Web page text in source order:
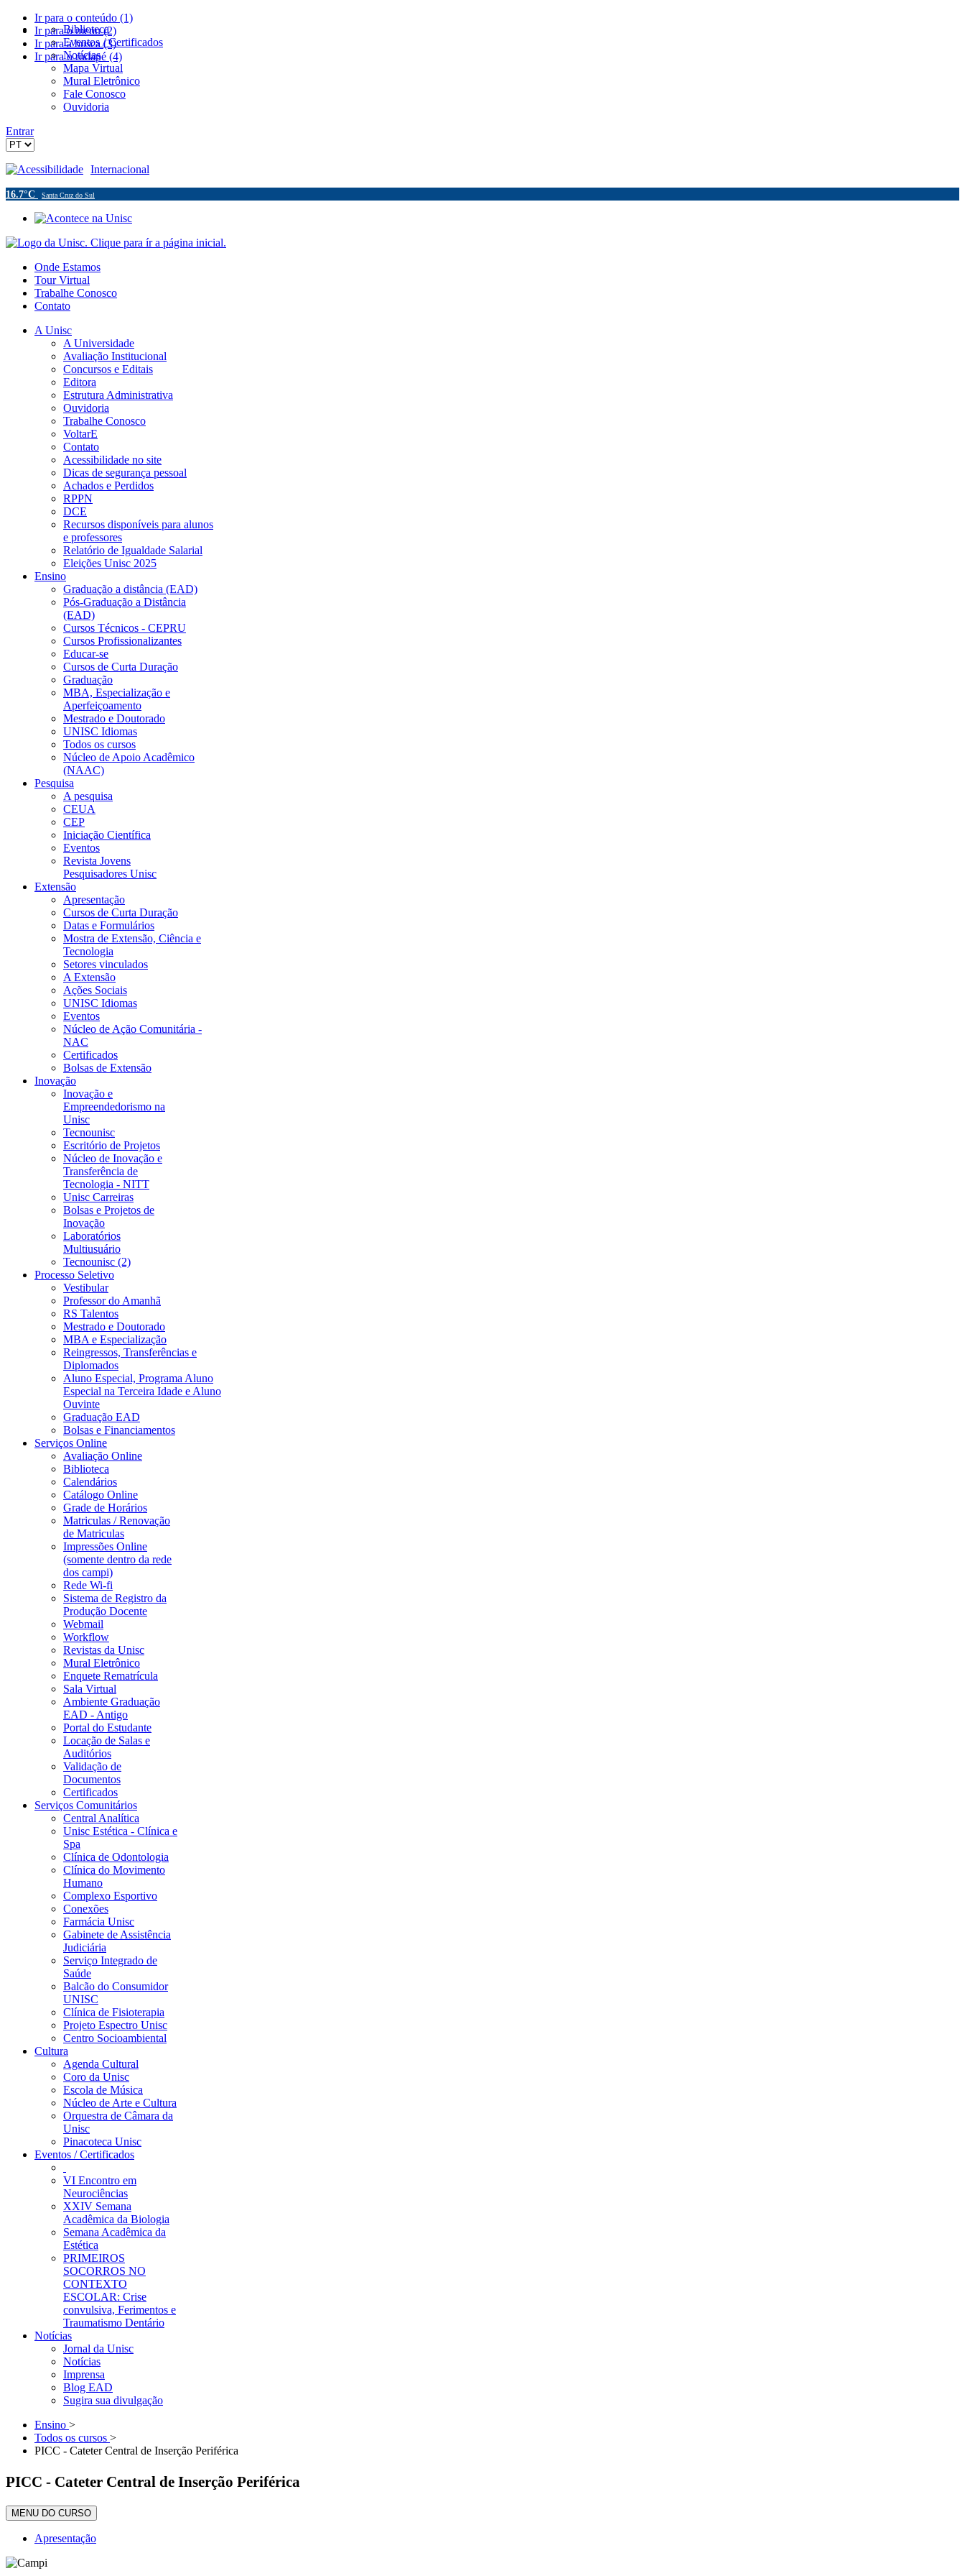
Ir para o conteúdo (1)
Ir para o menu (2)
Ir para a busca (3)
Ir para o rodapé (4)
Biblioteca
Eventos / Certificados
Notícias
Mapa Virtual
Mural Eletrônico
Fale Conosco
Ouvidoria
Entrar
Acessibilidade Internacional
16.7°C Santa Cruz do Sul
Onde Estamos
Tour Virtual
Trabalhe Conosco
Contato
A Unisc
A Universidade
Avaliação Institucional
Concursos e Editais
Editora
Estrutura Administrativa
Ouvidoria
Trabalhe Conosco
VoltarE
Contato
Acessibilidade no site
Dicas de segurança pessoal
Achados e Perdidos
RPPN
DCE
Recursos disponíveis para alunos
e professores
Relatório de Igualdade Salarial
Eleições Unisc 2025
Ensino
Graduação a distância (EAD)
Pós-Graduação a Distância
(EAD)
Cursos Técnicos - CEPRU
Cursos Profissionalizantes
Educar-se
Cursos de Curta Duração
Graduação
MBA, Especialização e
Aperfeiçoamento
Mestrado e Doutorado
UNISC Idiomas
Todos os cursos
Núcleo de Apoio Acadêmico
(NAAC)
Pesquisa
A pesquisa
CEUA
CEP
Iniciação Científica
Eventos
Revista Jovens
Pesquisadores Unisc
Extensão
Apresentação
Cursos de Curta Duração
Datas e Formulários
Mostra de Extensão, Ciência e
Tecnologia
Setores vinculados
A Extensão
Ações Sociais
UNISC Idiomas
Eventos
Núcleo de Ação Comunitária -
NAC
Certificados
Bolsas de Extensão
Inovação
Inovação e
Empreendedorismo na
Unisc
Tecnounisc
Escritório de Projetos
Núcleo de Inovação e
Transferência de
Tecnologia - NITT
Unisc Carreiras
Bolsas e Projetos de
Inovação
Laboratórios
Multiusuário
Tecnounisc (2)
Processo Seletivo
Vestibular
Professor do Amanhã
RS Talentos
Mestrado e Doutorado
MBA e Especialização
Reingressos, Transferências e
Diplomados
Aluno Especial, Programa Aluno
Especial na Terceira Idade e Aluno
Ouvinte
Graduação EAD
Bolsas e Financiamentos
Serviços Online
Avaliação Online
Biblioteca
Calendários
Catálogo Online
Grade de Horários
Matriculas / Renovação
de Matriculas
Impressões Online
(somente dentro da rede
dos campi)
Rede Wi-fi
Sistema de Registro da
Produção Docente
Webmail
Workflow
Revistas da Unisc
Mural Eletrônico
Enquete Rematrícula
Sala Virtual
Ambiente Graduação
EAD - Antigo
Portal do Estudante
Locação de Salas e
Auditórios
Validação de
Documentos
Certificados
Serviços Comunitários
Central Analítica
Unisc Estética - Clínica e
Spa
Clínica de Odontologia
Clínica do Movimento
Humano
Complexo Esportivo
Conexões
Farmácia Unisc
Gabinete de Assistência
Judiciária
Serviço Integrado de
Saúde
Balcão do Consumidor
UNISC
Clínica de Fisioterapia
Projeto Espectro Unisc
Centro Socioambiental
Cultura
Agenda Cultural
Coro da Unisc
Escola de Música
Núcleo de Arte e Cultura
Orquestra de Câmara da
Unisc
Pinacoteca Unisc
Eventos / Certificados
VI Encontro em
Neurociências
XXIV Semana
Acadêmica da Biologia
Semana Acadêmica da
Estética
PRIMEIROS
SOCORROS NO
CONTEXTO
ESCOLAR: Crise
convulsiva, Ferimentos e
Traumatismo Dentário
Notícias
Jornal da Unisc
Notícias
Imprensa
Blog EAD
Sugira sua divulgação
Ensino >
Todos os cursos >
PICC - Cateter Central de Inserção Periférica
PICC - Cateter Central de Inserção Periférica
MENU DO CURSO
Apresentação